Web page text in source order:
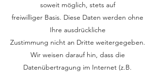
soweit möglich, stets auf
freiwilliger Basis. Diese Daten werden ohne
Ihre ausdrückliche
Zustimmung nicht an Dritte weitergegeben.
Wir weisen darauf hin, dass die
Datenübertragung im Internet (z.B.